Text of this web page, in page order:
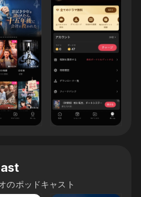
のポッドキャスト